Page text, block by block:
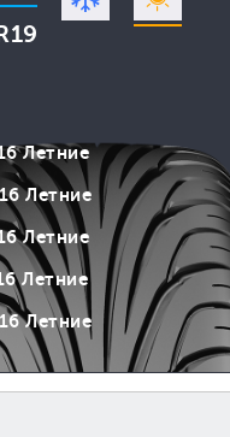
Летние
Летние
Летние
Летние
Летние